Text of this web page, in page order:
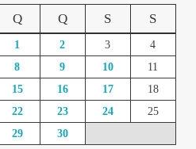
Q Q S S
1 2 3
4
8 9 10
11
15 16 17
18
22 23 24
25
29 30